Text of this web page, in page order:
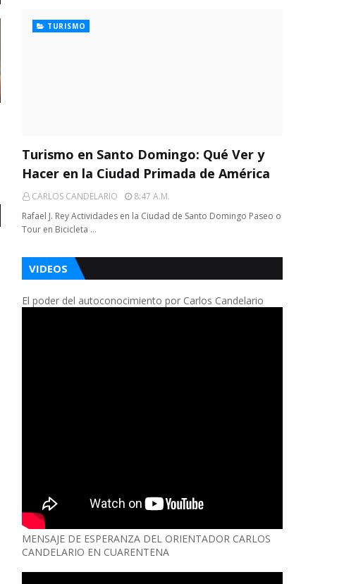
TURISMO
Turismo en Santo Domingo: Qué Ver y
Hacer en la Ciudad Primada de América
CARLOS CANDELARIO
8:47 A.m.
Rafael J. Rey Actividades en la Ciudad de Santo Domingo Paseo o
Tour en Bicicleta …
VIDEOS
El poder del autoconocimiento por Carlos Candelario
MENSAJE DE ESPERANZA DEL ORIENTADOR CARLOS
CANDELARIO EN CUARENTENA